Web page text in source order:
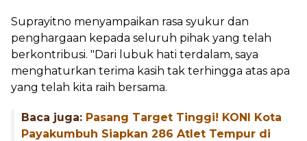
Suprayitno menyampaikan rasa syukur dan
penghargaan kepada seluruh pihak yang telah
berkontribusi. "Dari lubuk hati terdalam, saya
menghaturkan terima kasih tak terhingga atas apa
yang telah kita raih bersama.
Baca juga: Pasang Target Tinggi! KONI Kota
Payakumbuh Siapkan 286 Atlet Tempur di